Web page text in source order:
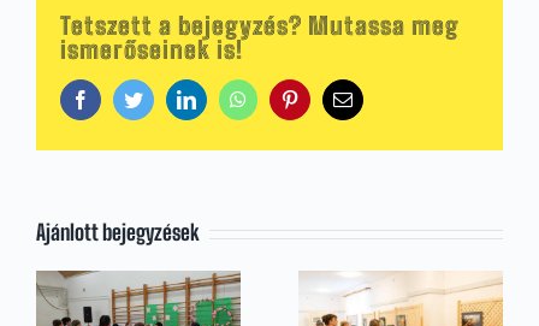
Tetszett a bejegyzés? Mutassa meg
ismerőseinek is!
FacebookTwitterLinkedInWhatsAppPinterestEmail:
Ajánlott bejegyzések